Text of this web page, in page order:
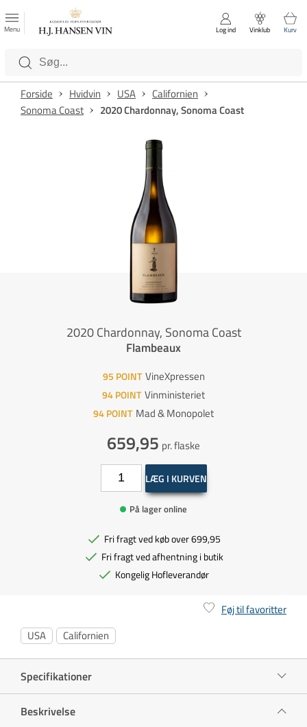
Luk
Kategorier
Menu Log ind Vinklub Kurv
Forside Hvidvin USA
Californien
Sonoma Coast
2020 Chardonnay, Sonoma Coast
2020 Chardonnay, Sonoma Coast
Flambeaux
95 POINT VineXpressen
94POINT Vinministeriet
94POINT Mad & Monopolet
659,95 pr. flaske
LÆG I KURVEN
På lager online
Fri fragt ved køb over 699,95
Fri fragt ved afhentning i butik
Kongelig Hofleverandør
Føj til favoritter
USA
Californien
Specifikationer
Beskrivelse